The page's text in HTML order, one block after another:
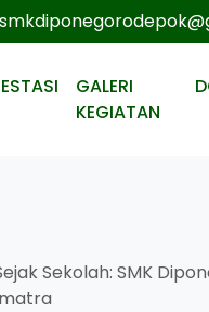
GALERI
KEGIATAN
Sekolah: SMK